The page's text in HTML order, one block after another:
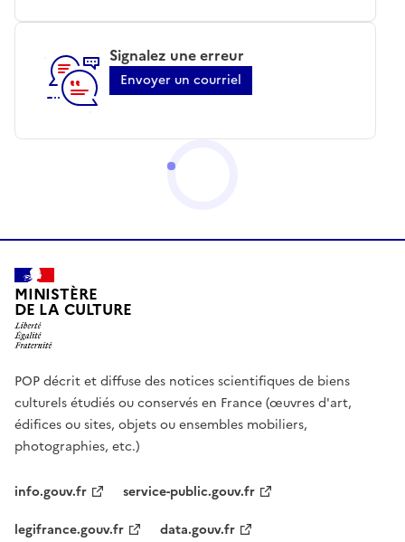
Signalez une erreur
Envoyer un courriel
MINISTÈRE
DE LA CULTURE
POP décrit et diffuse des notices scientifiques de biens
culturels étudiés ou conservés en France (œuvres d'art,
édifices ou sites, objets ou ensembles mobiliers,
photographies, etc.)
info.gouv.fr
service-public.gouv.fr
legifrance.gouv.fr
data.gouv.fr